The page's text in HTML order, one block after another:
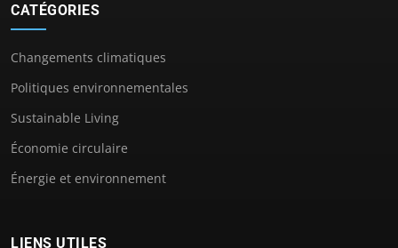
CATÉGORIES
Changements climatiques
Politiques environnementales
Sustainable Living
Économie circulaire
Énergie et environnement
LIENS UTILES